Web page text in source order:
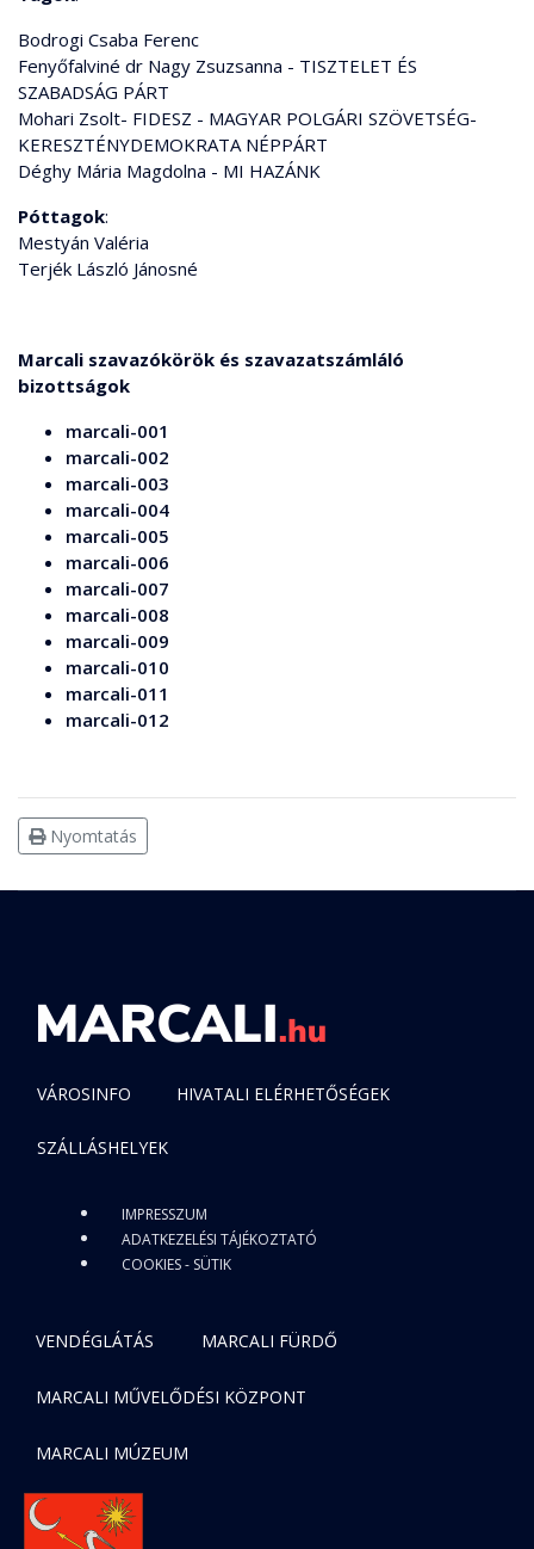
Bodrogi Csaba Ferenc
Fenyőfalviné dr Nagy Zsuzsanna - TISZTELET ÉS
SZABADSÁG PÁRT
Mohari Zsolt- FIDESZ - MAGYAR POLGÁRI SZÖVETSÉG-
KERESZTÉNYDEMOKRATA NÉPPÁRT
Déghy Mária Magdolna - MI HAZÁNK
Póttagok:
Mestyán Valéria
Terjék László Jánosné
Marcali szavazókörök és szavazatszámláló
bizottságok
marcali-001
marcali-002
marcali-003
marcali-004
marcali-005
marcali-006
marcali-007
marcali-008
marcali-009
marcali-010
marcali-011
marcali-012
Nyomtatás
VÁROSINFO HIVATALI ELÉRHETŐSÉGEK
SZÁLLÁSHELYEK
IMPRESSZUM
ADATKEZELÉSI TÁJÉKOZTATÓ
COOKIES - SÜTIK
VENDÉGLÁTÁS MARCALI FÜRDŐ
MARCALI MŰVELŐDÉSI KÖZPONT
MARCALI MÚZEUM